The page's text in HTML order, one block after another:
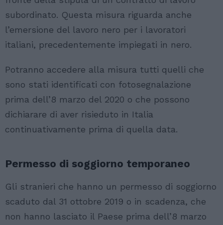
subordinato. Questa misura riguarda anche
l’emersione del lavoro nero per i lavoratori
italiani, precedentemente impiegati in nero.
Potranno accedere alla misura tutti quelli che
sono stati identificati con fotosegnalazione
prima dell’8 marzo del 2020 o che possono
dichiarare di aver risieduto in Italia
continuativamente prima di quella data.
Permesso di soggiorno temporaneo
Gli stranieri che hanno un permesso di soggiorno
scaduto dal 31 ottobre 2019 o in scadenza, che
non hanno lasciato il Paese prima dell’8 marzo